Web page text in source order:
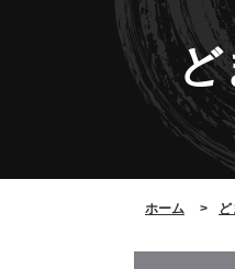
ど
ホーム